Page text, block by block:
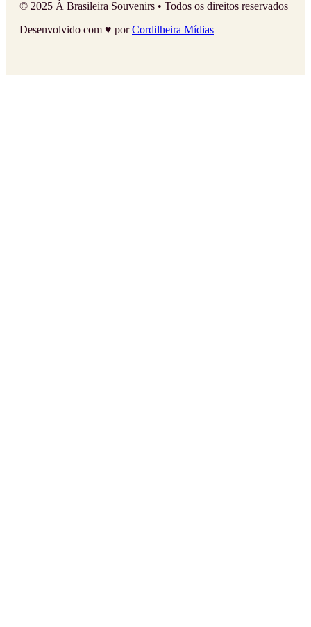
© 2025 À Brasileira Souvenirs • Todos os direitos reservados
Desenvolvido com ♥ porCordilheira Mídias